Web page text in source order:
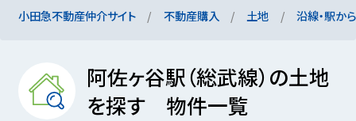
小田急不動産仲介サイト 不動産購入 土地 沿線・駅か
阿佐ヶ谷駅（総武線）の土地
を探す 物件一覧